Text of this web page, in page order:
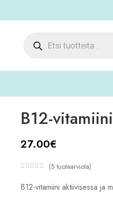
B12-
27.00€
(5 tuotearviota)
B12-vitamiini aktiivisessa ja